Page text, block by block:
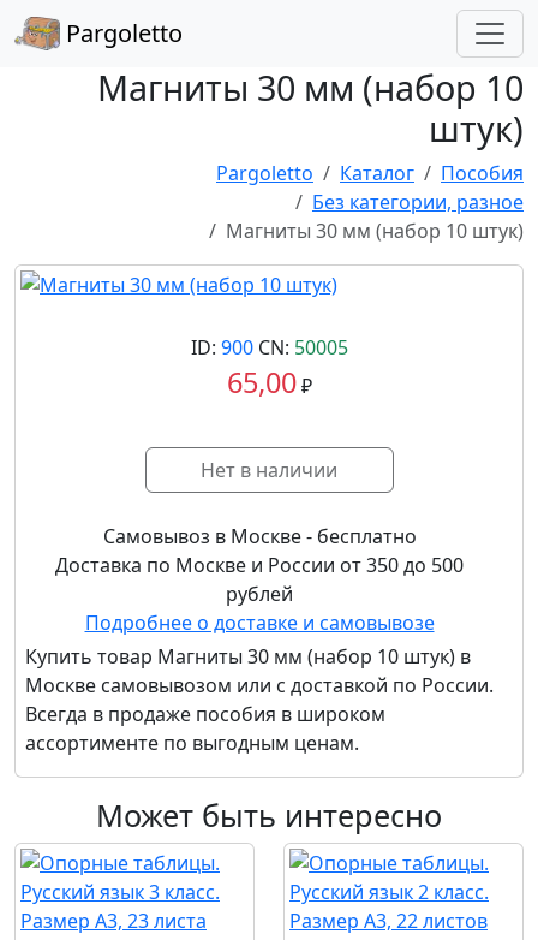
Pargoletto
Магниты 30 мм (набор 10
штук)
Pargoletto Каталог
Пособия
Без категории, разное
Магниты 30 мм (набор 10 штук)
ID: 900CN: 50005
65,00₽
Нет в наличии
Самовывоз в Москве - бесплатно
Доставка по Москве и России от 350 до 500
рублей
Подробнее о доставке и самовывозе
Купить товар Магниты 30 мм (набор 10 штук) в
Москве самовывозом или с доставкой по России.
Всегда в продаже пособия в широком
ассортименте по выгодным ценам.
Может быть интересно